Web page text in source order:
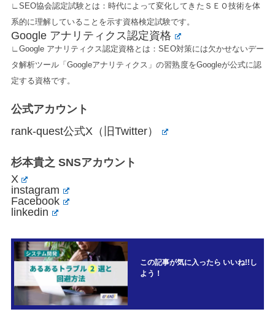
∟SEO協会認定試験とは：時代によって変化してきたＳＥＯ技術を体
系的に理解していることを示す資格検定試験です。
Google アナリティクス認定資格
∟Google アナリティクス認定資格とは：SEO対策には欠かせないデー
タ解析ツール「Googleアナリティクス」の習熟度をGoogleが公式に認
定する資格です。
公式アカウント
rank-quest公式X（旧Twitter）
杉本貴之 SNSアカウント
X
instagram
Facebook
linkedin
この記事が気に入ったら いいね!!し
よう！